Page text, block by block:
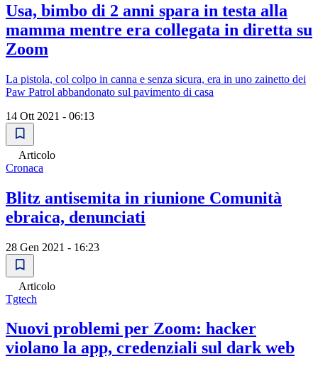
Usa, bimbo di 2 anni spara in testa alla
mamma mentre era collegata in diretta su
Zoom
La pistola, col colpo in canna e senza sicura, era in uno zainetto dei
Paw Patrol abbandonato sul pavimento di casa
14 Ott 2021 - 06:13
Articolo
Cronaca
Blitz antisemita in riunione Comunità
ebraica, denunciati
28 Gen 2021 - 16:23
Articolo
Tgtech
Nuovi problemi per Zoom: hacker
violano la app, credenziali sul dark web